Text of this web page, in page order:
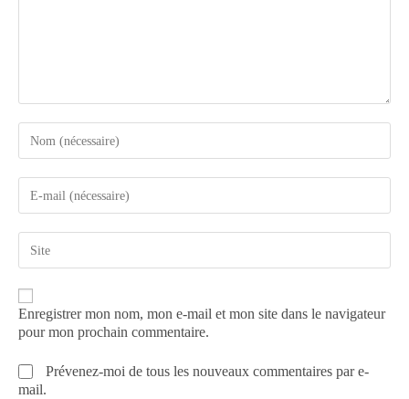
Enregistrer mon nom, mon e-mail et mon site dans le navigateur
pour mon prochain commentaire.
Prévenez-moi de tous les nouveaux commentaires par e-
mail.